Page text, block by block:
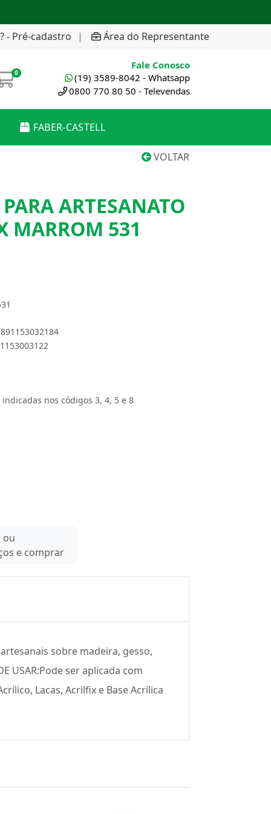
- Pré-cadastro | Área do Representante
0
Fale Conosco
(19) 3589-8042 - Whatsapp
0800 770 80 50 - Televendas
FABER-CASTELL
VOLTAR
ARTESANATO
MARROM 531
nos códigos 3, 4, 5 e 8
ou
e comprar
sobre madeira, gesso,
USAR:Pode ser aplicada com
Lacas, Acrilfix e Base Acrílica